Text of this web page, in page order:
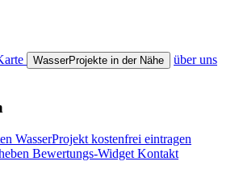
WasserProjekte in der Nähe
über uns
WasserProjekt kostenfrei eintragen
Bewertungs-Widget Kontakt